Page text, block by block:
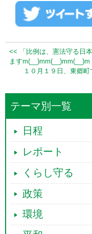
<< 「比例は、憲法守る日
ますm(__)mm(__)mm(__)m
１０月１９日、東郷
テーマ別一覧
日程
レポート
くらし守る
政策
環境